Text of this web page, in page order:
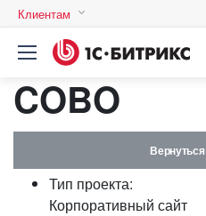
Клиентам
Логин
Пароль
COBO
Тип проекта:
Корпоративный сайт